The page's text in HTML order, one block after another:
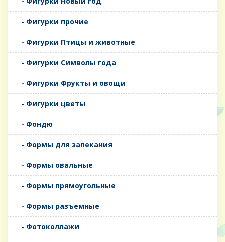
- Фигурки прочие
- Фигурки Птицы и животные
- Фигурки Символы года
- Фигурки Фрукты и овощи
- Фигурки цветы
- Фондю
- Формы для запекания
- Формы овальные
- Формы прямоугольные
- Формы разъемные
- Фотоколлажи